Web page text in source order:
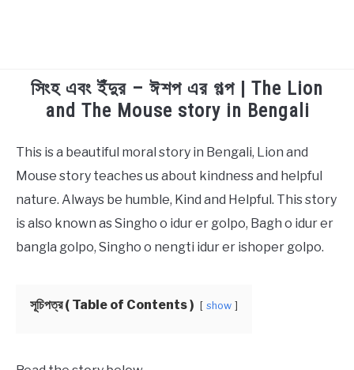
TECHNOLOGY
BIOGRAPHY
EDUCATIONAL
QUOTES & CAPTIONS
সিংহ এবং ইঁদুর – ঈশপ এর গল্প | The Lion
and The Mouse story in Bengali
in
Bengali
This is a beautiful moral story in Bengali, Lion and
Mouse story teaches us about kindness and helpful
nature. Always be humble, Kind and Helpful. This story
is also known as Singho o idur er golpo, Bagh o idur er
bangla golpo, Singho o nengti idur er ishoper golpo.
সূচিপত্র ( Table of Contents ) show